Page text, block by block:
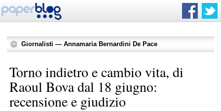
Giornalisti — Annamaria Bernardini De Pace
Torno indietro e cambio vita, di
Raoul Bova dal 18 giugno:
recensione e giudizio